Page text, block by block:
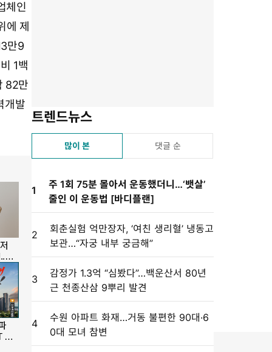
겨
기 기
체인
에 제
만9
1백
82만
개발
트렌드뉴스
많이 본 댓글 순
1
주 1회 75분 몰아서 운동했더니…‘뱃살’
줄인 이 운동법 [바디플랜]
2
회춘실험 억만장자, ‘여친 생리혈’ 냉동고
보관…“자궁 내부 궁금해”
3
감정가 1.3억 “심봤다”…백운산서 80년
근 천종산삼 9뿌리 발견
4
수원 아파트 화재…거동 불편한 90대·6
0대 모녀 참변